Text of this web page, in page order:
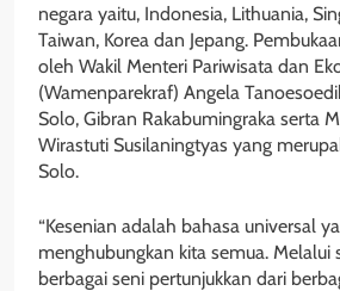
negara yaitu, Indonesia, Lithuania,
Taiwan, Korea dan Jepang.
oleh Wakil Menteri Pariwisata dan
(Wamenparekraf) Angela
Solo, Gibran Rakabumingraka serta
Wirastuti Susilaningtyas yang
Solo.
“Kesenian adalah bahasa universal
menghubungkan kita semua. Melalui
berbagai seni pertunjukkan dari